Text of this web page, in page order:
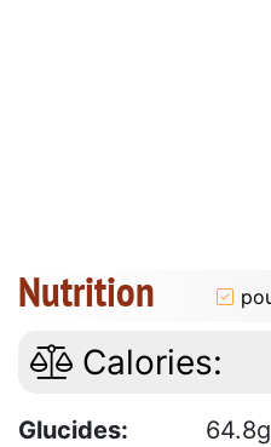
Nutrition
Calories:
Glucides: 64.8g